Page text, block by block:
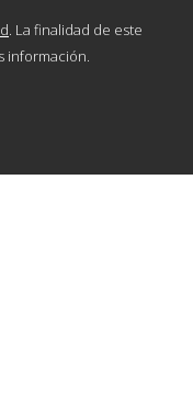
. La finalidad de este
información.